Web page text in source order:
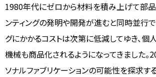
1980年代にゼロから材料を積み上げて部
ンティングの発明や開発が進むと同時並行
グにかかるコストは次第に低減してゆき、
機械も商品化されるようになってきました
ソナルファブリケーションの可能性を探求す